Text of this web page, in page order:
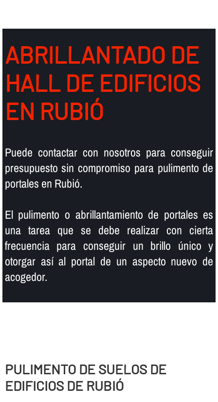
ABRILLANTADO DE
HALL DE EDIFICIOS
EN RUBIÓ
Puede contactar con nosotros para conseguir
presupuesto sin compromiso para pulimento de
portales en Rubió.
El pulimento o abrillantamiento de portales es
una tarea que se debe realizar con cierta
frecuencia para conseguir un brillo único y
otorgar así­ al portal de un aspecto nuevo de
acogedor.
PULIMENTO DE SUELOS DE
EDIFICIOS DE RUBIÓ